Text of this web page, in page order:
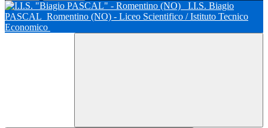
I.I.S. Biagio
PASCAL Romentino (NO) - Liceo Scientifico / Istituto Tecnico
Economico